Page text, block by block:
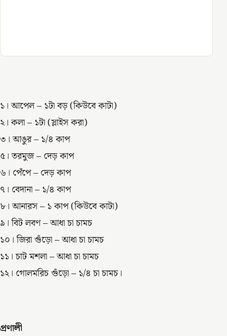
১। আপেল – ১টা বড় (কিউবে কাটা)
২। কলা – ১টা (স্লাইস করা)
৩। আঙুর – ১/৪ কাপ
৫। তরমুজ – দেড় কাপ
৬। পেঁপে – দেড় কাপ
৭। বেদানা – ১/৪ কাপ
৮। আনারস – ১ কাপ (কিউবে কাটা)
৯। বিট লবণ – আধা চা চামচ
১০। জিরা গুঁড়ো – আধা চা চামচ
১১। চাট মশলা – আধা চা চামচ
১২। গোলমরিচ গুঁড়ো – ১/৪ চা চামচ।
প্রণালী